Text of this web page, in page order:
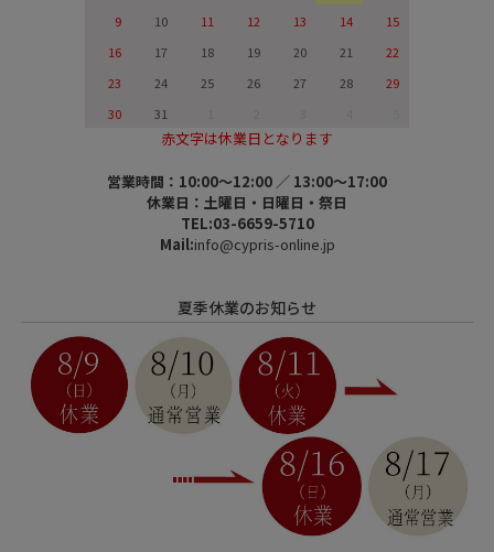
9
10 11 12 13 14
15
16
17 18 19 20 21
22
23
24 25 26 27 28
29
30
31
赤文字は休業日となります
営業時間：10:00～12:00 ／ 13:00～17:00
休業日：土曜日・日曜日・祭日
TEL:03-6659-5710
Mail:info@cypris-online.jp
夏季休業のお知らせ